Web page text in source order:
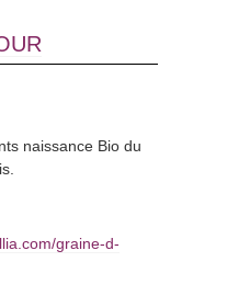
naissance Bio du
graine-d-